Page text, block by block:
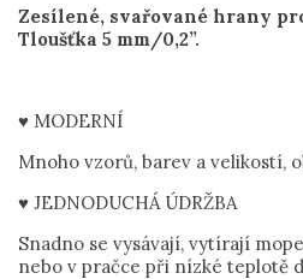
Zesílené, svařované hrany
Tloušťka 5 mm/0,2”.
♥ MODERNÍ
Mnoho vzorů, barev a velikostí,
♥ JEDNODUCHÁ ÚDRŽBA
Snadno se vysávají, vytírají
nebo v pračce při nízké teplotě